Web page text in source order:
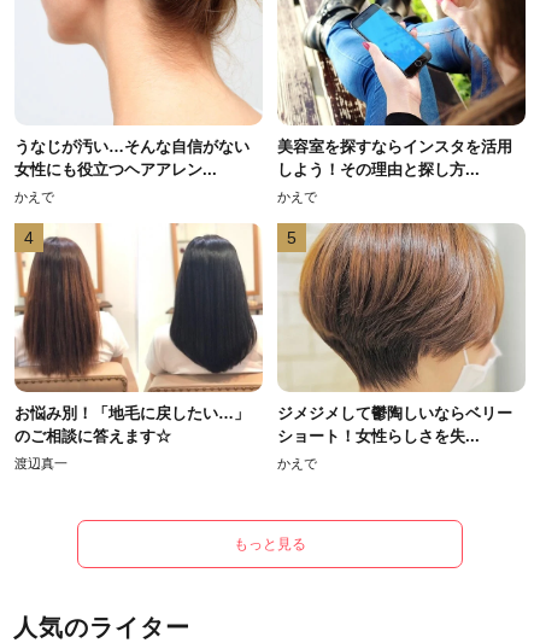
うなじが汚い…そんな自信がない
女性にも役立つヘアアレン...
かえで
美容室を探すならインスタを活用
しよう！その理由と探し方...
かえで
4
お悩み別！「地毛に戻したい…」
のご相談に答えます☆
渡辺真一
5
ジメジメして鬱陶しいならベリー
ショート！女性らしさを失...
かえで
もっと見る
人気のライター